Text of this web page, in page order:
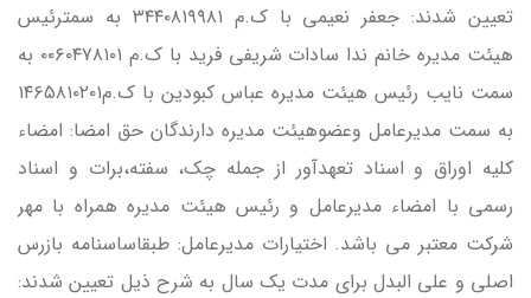
تعيين شدند: جعفر نعيمي با ک.م ۳۴۴۰۸۱۹۹۸۱ به سمترئيس
هيئت مديره خانم ندا سادات شريفي فريد با ک.م ۰۰۶۰۴۷۸۱۰۱ به
سمت نايب رئيس هيئت مديره عباس كبودين با ک.م۱۴۶۵۸۱۰۲۰۱
به سمت مديرعامل وعضوهيئت مديره دارندگان حق امضا: امضاء
كليه اوراق و اسناد تعهدآور از جمله چک، سفته،برات و اسناد
رسمي با امضاء مديرعامل و رئيس هيئت مديره همراه با مهر
شركت معتبر مي باشد. اختيارات مديرعامل: طبقاساسنامه بازرس
اصلي و علي البدل براي مدت يک سال به شرح ذيل تعيين شدند: